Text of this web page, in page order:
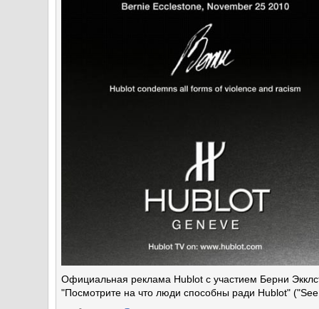
Официальная реклама Hublot с участием Берни
"Посмотрите на что люди способны ради Hublot"